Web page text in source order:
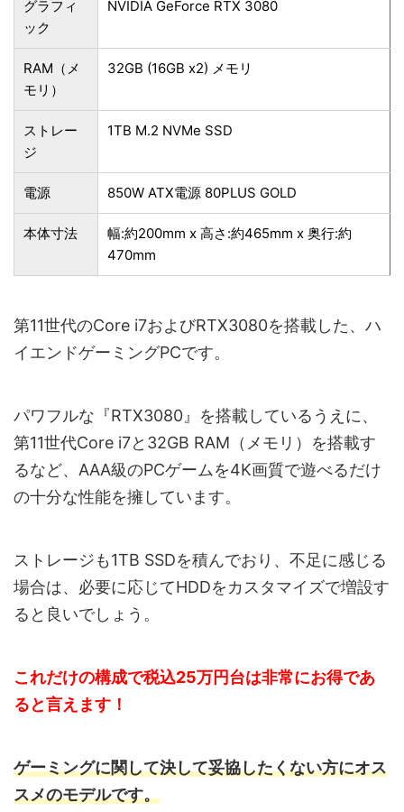
グラフィ
ック
NVIDIA GeForce RTX 3080
RAM（メ
モリ）
32GB (16GB x2) メモリ
ストレー
ジ
1TB M.2 NVMe SSD
電源 850W ATX電源 80PLUS GOLD
本体寸法
幅:約200mm x 高さ:約465mm x 奥行:約
470mm
第11世代のCore i7およびRTX3080を搭載した、ハ
イエンドゲーミングPCです。
パワフルな『RTX3080』を搭載しているうえに、
第11世代Core i7と32GB RAM（メモリ）を搭載す
るなど、AAA級のPCゲームを4K画質で遊べるだけ
の十分な性能を擁しています。
ストレージも1TB SSDを積んでおり、不足に感じる
場合は、必要に応じてHDDをカスタマイズで増設す
ると良いでしょう。
これだけの構成で税込25万円台は非常にお得であ
ると言えます！
ゲーミングに関して決して妥協したくない方にオス
スメのモデルです。